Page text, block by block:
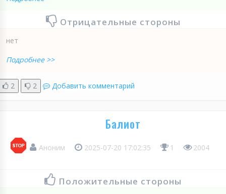
Отрицательные стороны
нет
Подробнее >>
2 2 Добавить комментарий
Балиот
Аноним 2025-07-20 17:02:35 1 2004
Положительные стороны